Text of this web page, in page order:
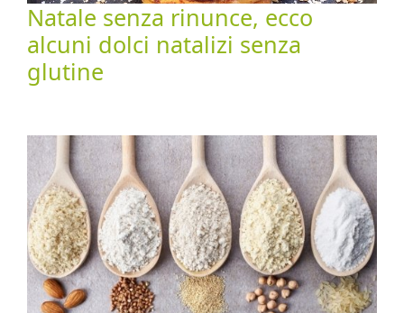
Natale senza rinunce, ecco
alcuni dolci natalizi senza
glutine